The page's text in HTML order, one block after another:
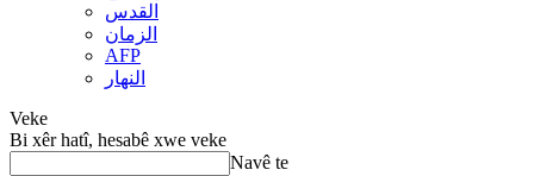
القدس
الزمان
AFP
النهار
Veke
Bi xêr hatî, hesabê xwe veke
Navê te